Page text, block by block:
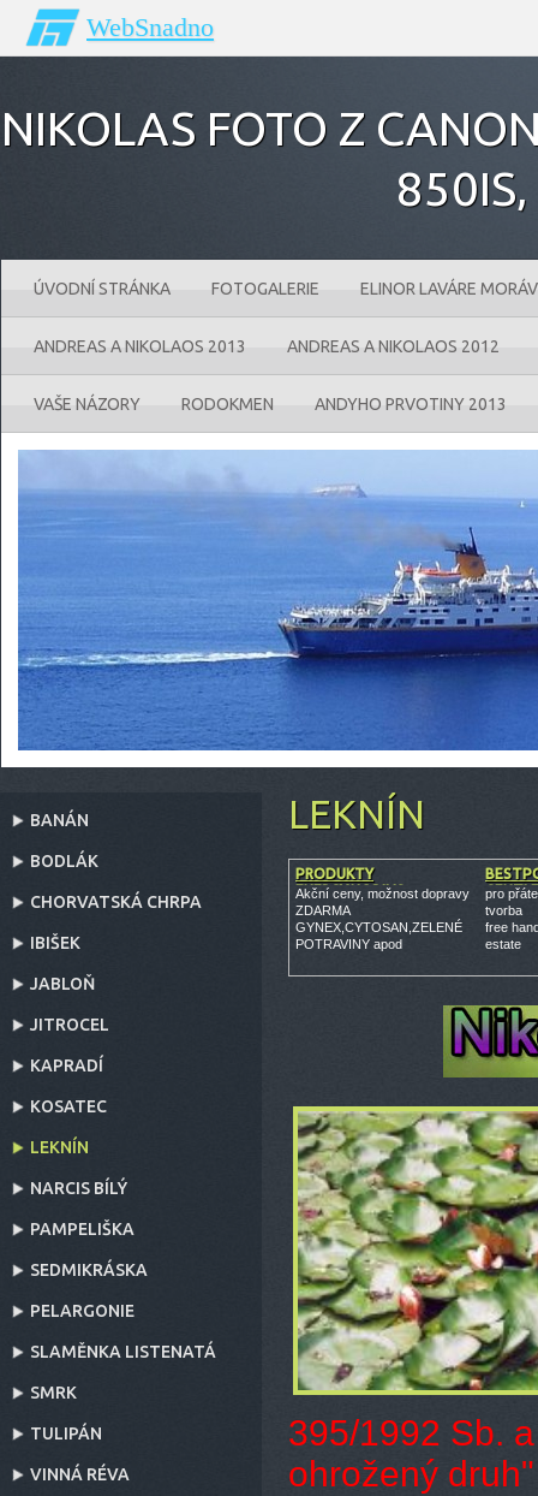
WebSnadno
NIKOLAS FOTO Z
ÚVODNÍ STRÁNKA FOTOGALERIE ELINOR LAVÁRE
ANDREAS A NIKOLAOS 2013 ANDREAS A NIKOLAOS 2012
VAŠE NÁZORY RODOKMEN ANDYHO PRVOTINY 2013
LEKNÍN
PRODUKTY
ENERGY,NOBILIS
Akční ceny, možnost dopravy
ZDARMA
GYNEX,CYTOSAN,ZELENÉ
POTRAVINY apod
pro
tvorba
free
estate
395/1992 Sb.
ohrožený druh"
BANÁN
BODLÁK
CHORVATSKÁ CHRPA
IBIŠEK
JABLOŇ
JITROCEL
KAPRADÍ
KOSATEC
LEKNÍN
NARCIS BÍLÝ
PAMPELIŠKA
SEDMIKRÁSKA
PELARGONIE
SLAMĚNKA LISTENATÁ
SMRK
TULIPÁN
VINNÁ RÉVA